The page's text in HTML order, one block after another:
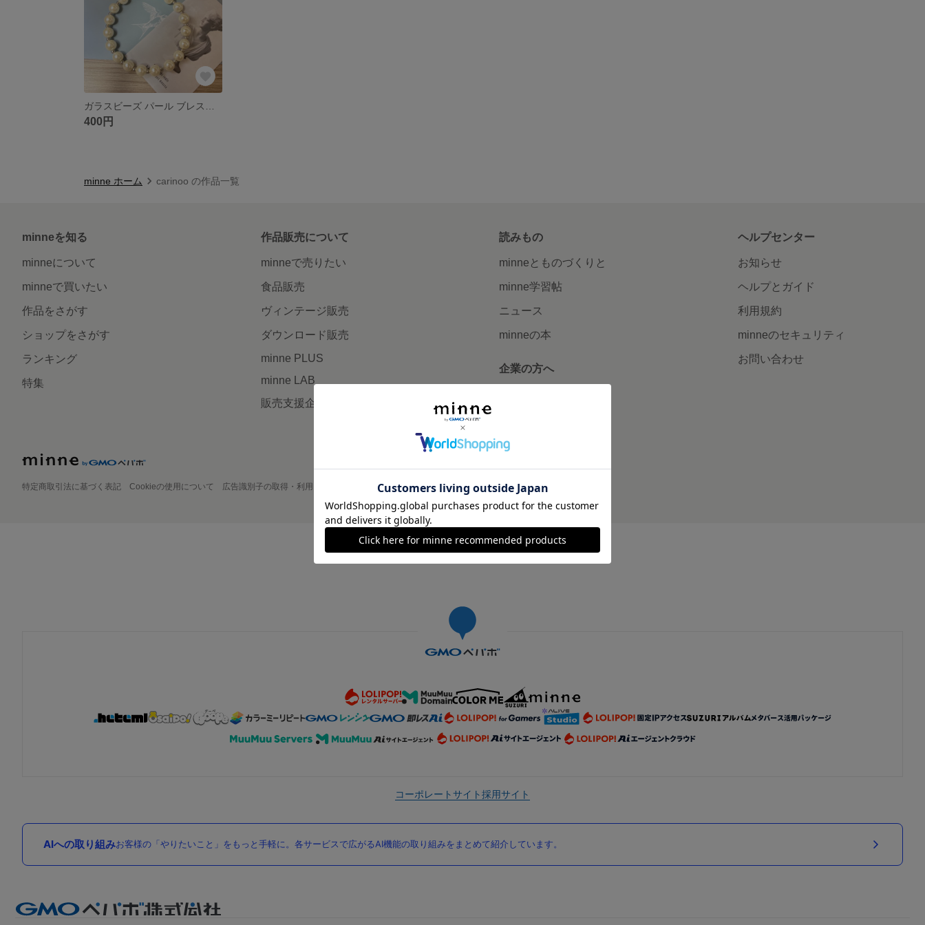
400円
minne ホーム carinoo の作品一覧
minneを知る
minneについて
minneで買いたい
作品をさがす
ショップをさがす
ランキング
特集
作品販売について
minneで売りたい
食品販売
ヴィンテージ販売
ダウンロード販売
minne PLUS
minne LAB
販売支援企画・イベント
読みもの
minneとものづくりと
minne学習帖
ニュース
minneの本
企業の方へ
ヘルプセンター
お知らせ
ヘルプとガイド
利用規約
minneのセキュリティ
お問い合わせ
特定商取引法に基づく表記 Cookieの使用について 広告識別子の取得・利用 プライバシーポリシー 会社概要 採用情報 メディアキット
©GMO Pepabo, Inc. All rights reserved.
コーポレートサイト採用サイト
AIへの取り組みお客様の「やりたいこと」をもっと手軽に。各サービスで広がるAI機能の取り組みをまとめて紹介しています。